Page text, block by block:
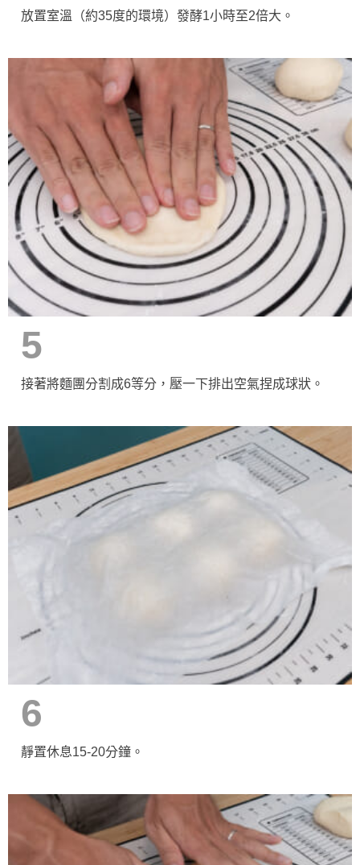
放置室溫（約35度的環境）發酵1小時至2倍大。
5
接著將麵團分割成6等分，壓一下排出空氣捏成球狀。
6
靜置休息15-20分鐘。